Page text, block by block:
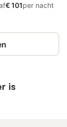
€ 101per nacht
is